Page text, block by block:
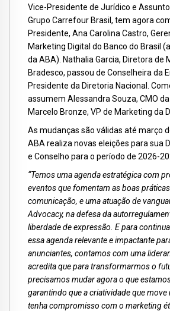
Vice-Presidente de Jurídico e
Grupo Carrefour Brasil, tem agora
Presidente, Ana Carolina Castro,
Marketing Digital do Banco do Brasil
da ABA). Nathalia Garcia, Diretora de
Bradesco, passou de Conselheira da
Presidente da Diretoria Nacional.
assumem Alessandra Souza, CMO
Marcelo Bronze, VP de Marketing da
As mudanças são válidas até março
ABA realiza novas eleições para sua
e Conselho para o período de 2026-
“Temos uma agenda estratégica com
eventos que fomentam as boas
comunicação, e uma atuação de
Advocacy, na defesa da
liberdade de expressão. E para
essa agenda relevante e impactante
anunciantes, contamos com uma
acredita que para transformarmos o
precisamos mudar agora o que
garantindo que a criatividade que
tenha compromisso com o marketing